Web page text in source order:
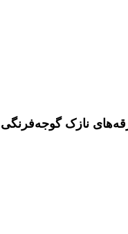
نازک گوجه‌فرنگی